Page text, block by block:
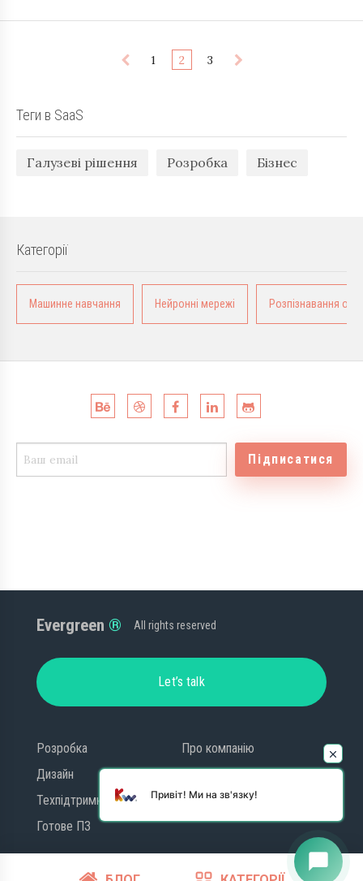
1 2 3
Теги в SaaS
Галузеві рішення Розробка Бізнес
Категорії
Машинне навчання Нейронні мережі Розпізнавання
Підписатися
Evergreen All rights reserved
Let’s talk
Розробка
Дизайн
Техпідтримка
Готове ПЗ
Про компанію
Контакти
Привіт! Ми на зв'язку!
chat_bubble